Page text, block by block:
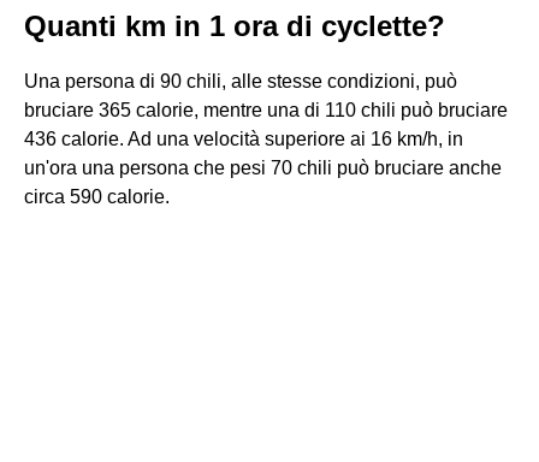
Quanti km in 1 ora di cyclette?
Una persona di 90 chili, alle stesse condizioni, può
bruciare 365 calorie, mentre una di 110 chili può bruciare
436 calorie. Ad una velocità superiore ai 16 km/h, in
un'ora una persona che pesi 70 chili può bruciare anche
circa 590 calorie.